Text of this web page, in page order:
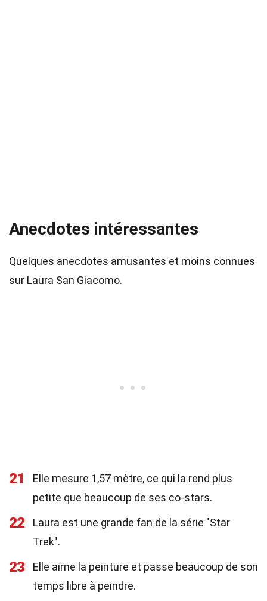
Anecdotes intéressantes
Quelques anecdotes amusantes et moins connues
sur Laura San Giacomo.
21
Elle mesure 1,57 mètre, ce qui la rend plus
petite que beaucoup de ses co-stars.
22
Laura est une grande fan de la série "Star
Trek".
23
Elle aime la peinture et passe beaucoup de son
temps libre à peindre.